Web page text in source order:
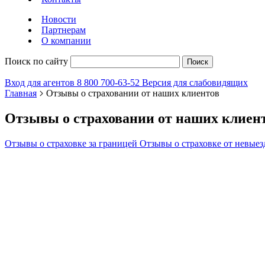
Новости
Партнерам
О компании
Поиск по сайту Поиск
Вход для агентов 8 800 700-63-52 Версия для слабовидящих
Главная
Отзывы о страховании от наших клиентов
Отзывы о страховании от наших
Отзывы о страховке за границей Отзывы о страховке от